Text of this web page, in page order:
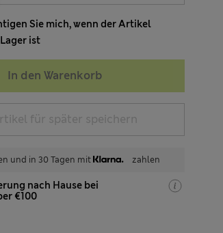
Sie mich, wenn der Artikel
ist
In den Warenkorb
für später speichern
und in 30 Tagen mit zahlen
nach Hause bei
€100